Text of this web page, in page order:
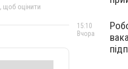
, щоб оцінити
15:10
Вчора